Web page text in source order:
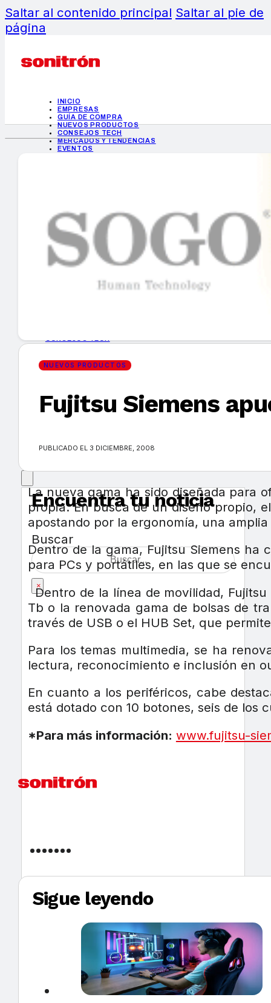
Saltar al contenido principal Saltar al pie de
página
INICIO
EMPRESAS
GUÍA DE COMPRA
NUEVOS PRODUCTOS
CONSEJOS TECH
MERCADOS Y TENDENCIAS
EVENTOS
INICIO
EMPRESAS
GUÍA DE COMPRA
MERCADOS Y TENDENCIAS
EVENTOS
Encuentra tu noticia
Buscar
×
NUEVOS PRODUCTOS
Fujitsu Siemens
PUBLICADO EL 3 DICIEMBRE, 2008
La nueva gama ha sido diseñada para
propia. En busca de un diseño propio,
apostando por la ergonomía, una
Dentro de la gama, Fujitsu Siemens
para PCs y portátiles, en las que se
Dentro de la línea de movilidad,
Tb o la renovada gama de bolsas de
través de USB o el HUB Set, que
Para los temas multimedia, se ha
lectura, reconocimiento e inclusión en
En cuanto a los periféricos, cabe
está dotado con 10 botones, seis de los
*Para más información: www.fujitsu-
Sigue leyendo